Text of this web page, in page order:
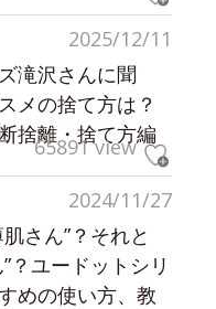
2025/12/11
滝沢さんに聞
メの捨て方は？
捨離・捨て方編
65891 view
2024/11/27
さん”？それと
？ユードットシリ
めの使い方、教